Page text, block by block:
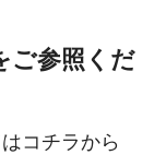
ご参照くだ
コチラから